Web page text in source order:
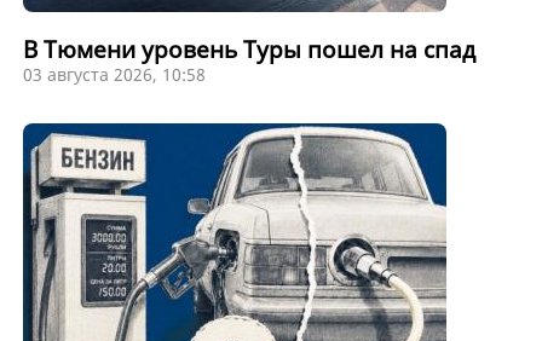
В Тюмени уровень Туры пошел на спад
03 августа 2026, 10:58